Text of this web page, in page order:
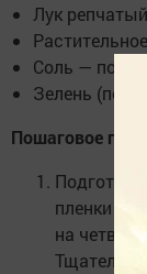
Лук
Соль — по
Зелень (по
Пошаговое
пленки на
на